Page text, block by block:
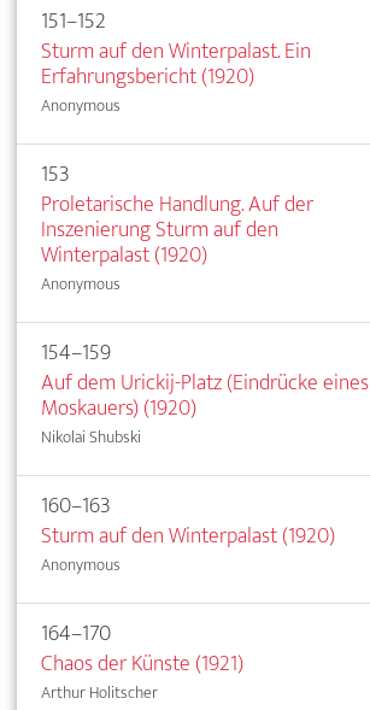
151–152
Sturm auf den Winterpalast. Ein
Erfahrungsbericht (1920)
Anonymous
153
Proletarische Handlung. Auf der
Inszenierung Sturm auf den
Winterpalast (1920)
Anonymous
154–159
Auf dem Urickij-Platz (Eindrücke eines
Moskauers) (1920)
Nikolai Shubski
160–163
Sturm auf den Winterpalast (1920)
Anonymous
164–170
Chaos der Künste (1921)
Arthur Holitscher